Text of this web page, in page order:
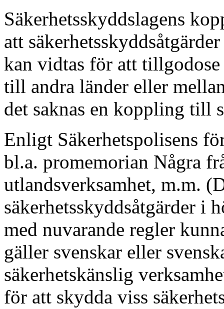
Säkerhetsskyddslagens
att
kan vidtas för att
till andra länder eller
det saknas en koppling till
Enligt Säkerhetspolisens
bl.a. promemorian Några
utlandsverksamhet, m.m.
säkerhetsskyddsåtgärder i
med nuvarande regler
gäller svenskar eller
säkerhetskänslig
för att skydda viss